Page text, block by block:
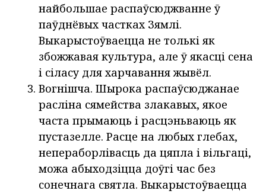
найбольшае распаўсюджванне ў
паўднёвых частках Зямлі.
Выкарыстоўваецца не толькі як
збожжавая культура, але ў якасці сена
і сіласу для харчавання жывёл.
Вогнішча. Шырока распаўсюджанае
расліна сямейства злакавых, якое
часта прымаюць і расцэньваюць як
пустазелле. Расце на любых глебах,
непераборлівасць да цяпла і вільгаці,
можа абыходзіцца доўгі час без
сонечнага святла. Выкарыстоўваецца